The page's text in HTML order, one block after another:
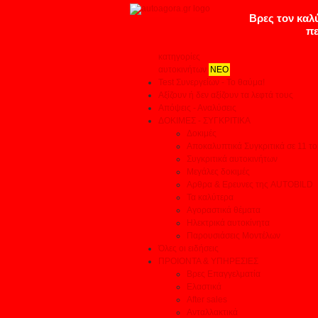
κατηγορίες
αυτοκινήτων ΝΕΟ
Test Συνεργείων - Το θαύμα!
Αξίζουν ή δεν αξίζουν τα λεφτά τους
Απόψεις - Αναλύσεις
ΔΟΚΙΜΕΣ - ΣΥΓΚΡΙΤΙΚΑ
Δοκιμές
Αποκαλυπτικά Συγκριτικά σε 11
Συγκριτικά αυτοκινήτων
Μεγάλες δοκιμές
Αρθρα & Ερευνες της AUTOBILD
Τα καλύτερα
Αγοραστικά θέματα
Ηλεκτρικά αυτοκίνητα
Παρουσιάσεις Μοντέλων
Όλες οι ειδήσεις
ΠΡΟΙΟΝΤΑ & ΥΠΗΡΕΣΙΕΣ
Βρες Επαγγελματία
Ελαστικά
After sales
Ανταλλακτικά